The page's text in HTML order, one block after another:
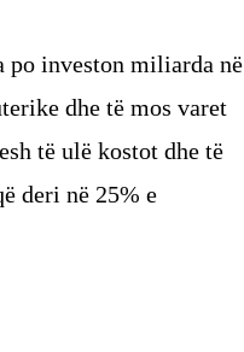
po investon miliarda në
dhe të mos varet
të ulë kostot dhe të
deri në 25% e